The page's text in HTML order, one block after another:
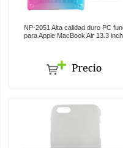
NP-2051 Alta calidad duro PC
para Apple MacBook Air 13.3